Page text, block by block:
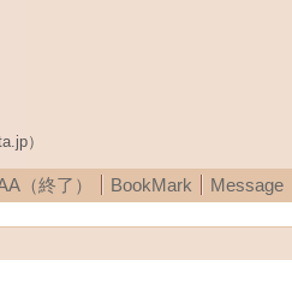
）
（終了） BookMark Message